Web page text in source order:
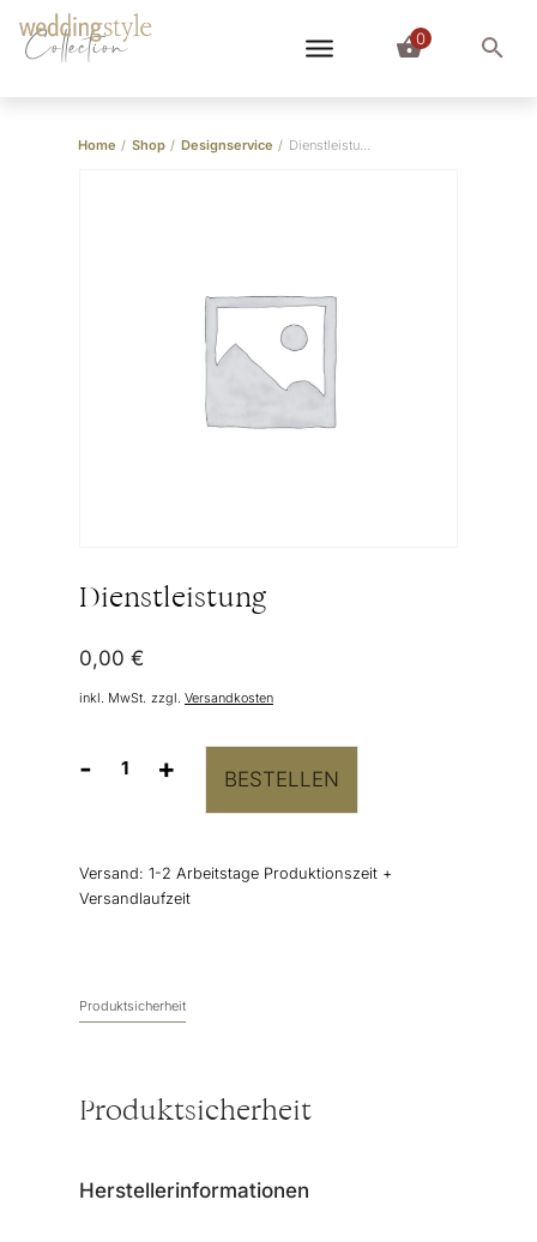
Collection 0
Home / Shop / Designservice / Dienstleistung
Dienstleistung
0,00 €
inkl. MwSt. zzgl. Versandkosten
-
Dienstleistung
+ BESTELLEN
Versand: 1-2 Arbeitstage Produktionszeit +
Versandlaufzeit
Produktsicherheit
Produktsicherheit
Herstellerinformationen